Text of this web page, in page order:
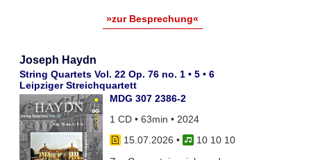
»zur Besprechung«
Joseph Haydn
String Quartets Vol. 22 Op. 76 no. 1 • 5 • 6
Leipziger Streichquartett
MDG 307 2386-2
1 CD • 63min • 2024
15.07.2026 •
10 10 10